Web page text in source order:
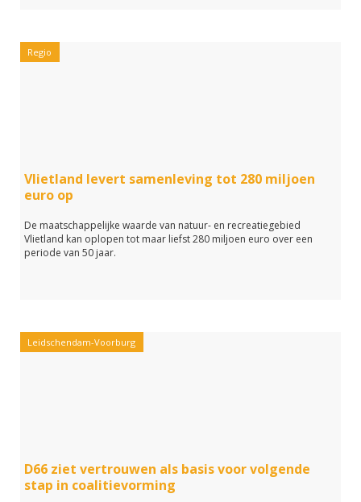
Regio
Vlietland levert samenleving tot 280 miljoen
euro op
De maatschappelijke waarde van natuur- en recreatiegebied
Vlietland kan oplopen tot maar liefst 280 miljoen euro over een
periode van 50 jaar.
Leidschendam-Voorburg
D66 ziet vertrouwen als basis voor volgende
stap in coalitievorming